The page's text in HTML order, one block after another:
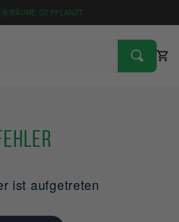
6 BÄUME GEPFLANZT
ist aufgetreten